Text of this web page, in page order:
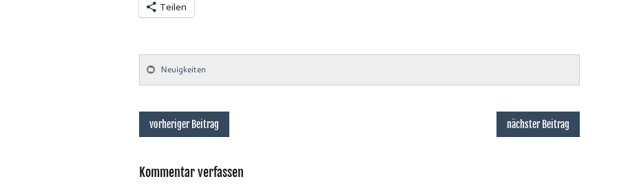
Teilen
Neuigkeiten
vorheriger Beitrag nächster Beitrag
Kommentar verfassen